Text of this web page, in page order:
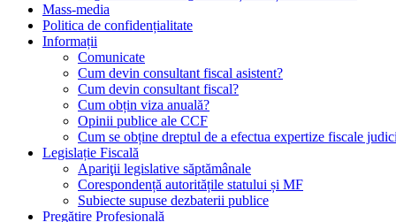
Mass-media
Politica de confidențialitate
Informații
Comunicate
Cum devin consultant fiscal asistent?
Cum devin consultant fiscal?
Cum obțin viza anuală?
Opinii publice ale CCF
Cum se obține dreptul de a efectua expertize fiscale
Legislație Fiscală
Apariţii legislative săptămânale
Corespondență autoritățile statului și MF
Subiecte supuse dezbaterii publice
Pregătire Profesională